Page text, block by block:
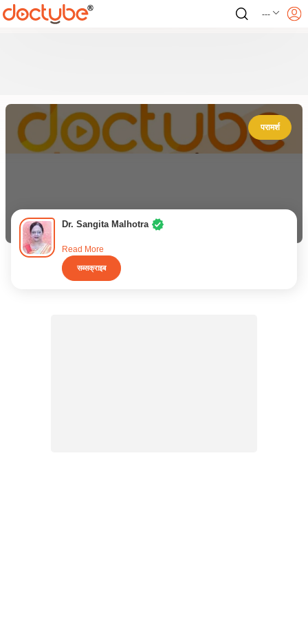
---
परामर्श
Dr. Sangita Malhotra
Read More
सब्सक्राइब